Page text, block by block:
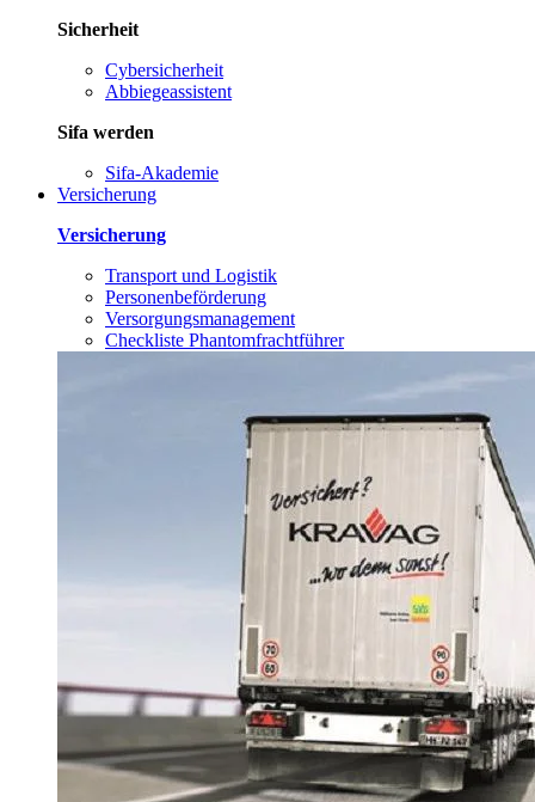
Sicherheit
Cybersicherheit
Abbiegeassistent
Sifa werden
Sifa-Akademie
Versicherung
Versicherung
Transport und Logistik
Personenbeförderung
Versorgungsmanagement
Checkliste Phantomfrachtführer